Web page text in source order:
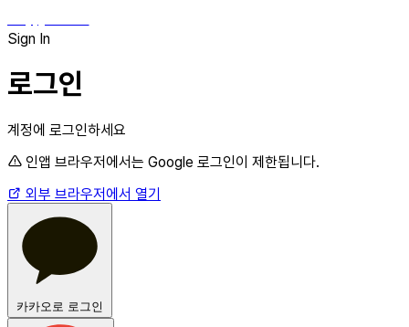
Sign In
로그인
계정에 로그인하세요
인앱 브라우저에서는 Google 로그인이 제한됩니다.
외부 브라우저에서 열기
카카오로 로그인